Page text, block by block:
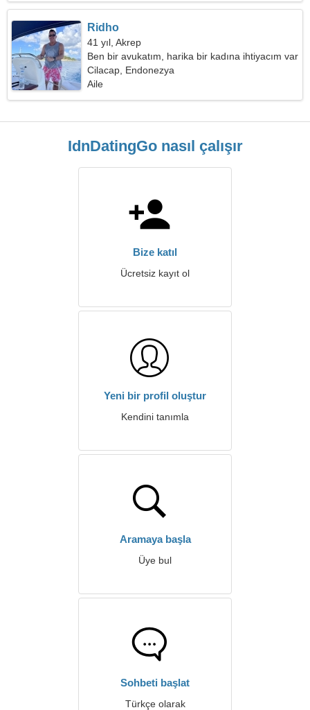
Ridho
41 yıl, Akrep
Ben bir avukatım, harika bir kadına ihtiyacım var
Cilacap, Endonezya
Aile
IdnDatingGo nasıl çalışır
Bize katıl
Ücretsiz kayıt ol
Yeni bir profil oluştur
Kendini tanımla
Aramaya başla
Üye bul
Sohbeti başlat
Türkçe olarak